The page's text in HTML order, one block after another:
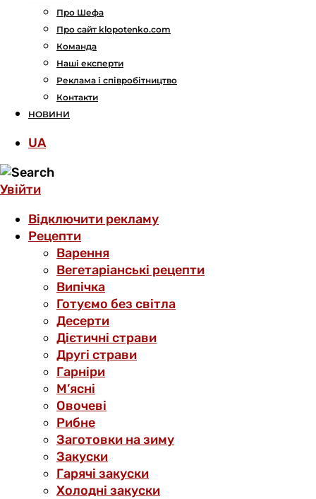
Про Шефа
Про сайт klopotenko.com
Команда
Наші експерти
Реклама і співробітництво
Контакти
НОВИНИ
UA
Увійти
Відключити рекламу
Рецепти
Варення
Вегетаріанські рецепти
Випічка
Готуємо без світла
Десерти
Дієтичні страви
Другі страви
Гарніри
М’ясні
Овочеві
Рибне
Заготовки на зиму
Закуски
Гарячі закуски
Холодні закуски